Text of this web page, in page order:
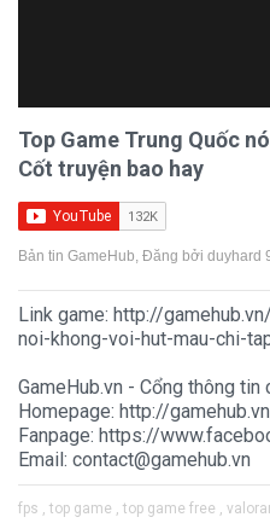
Top Game Trung Quốc
Cốt truyện bao hay
Bản tin GameHub, Đăng bởi duyhard
Link game: http://
noi-khong-voi-hut-mau-chi-
GameHub.vn - Cổng thông
Homepage: http://
Fanpage: https://
Email: contact@gamehub.vn
fps , top game , top game free ,